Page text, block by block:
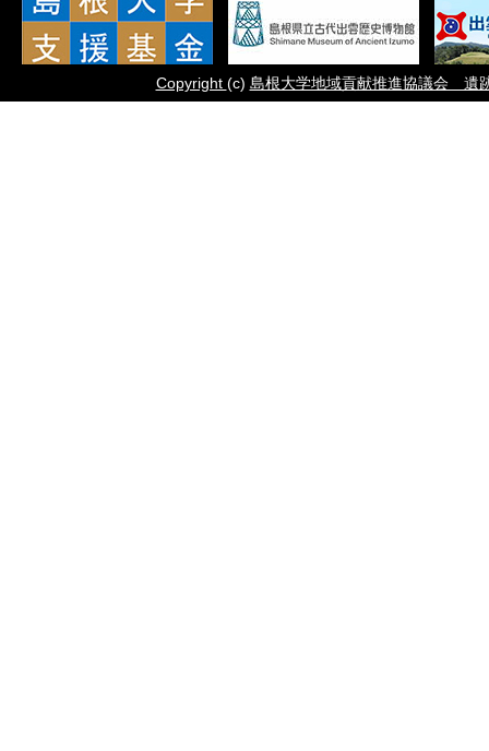
Copyright (c) 島根大学地域貢献推進協議会 遺